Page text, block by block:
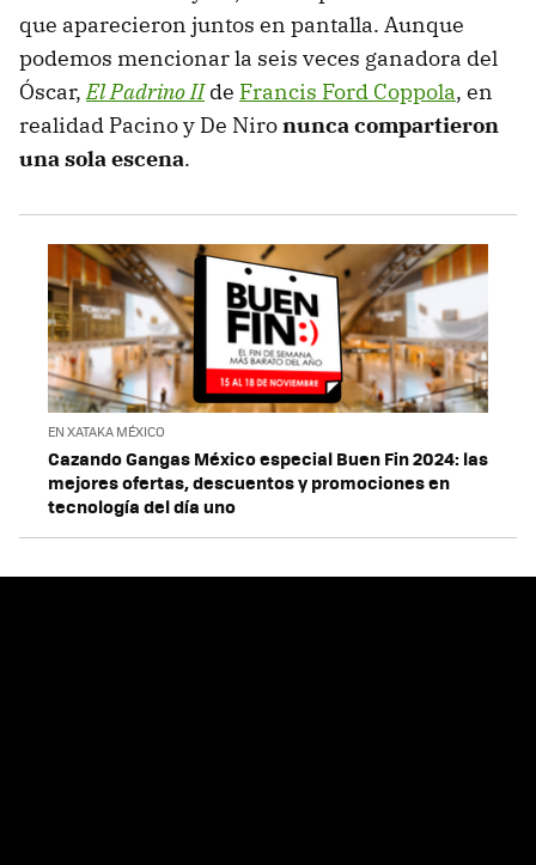
que aparecieron juntos en pantalla. Aunque
podemos mencionar la seis veces ganadora del
Óscar,El Padrino IIde Francis Ford Coppola, en
realidad Pacino y De Nironunca compartieron
una sola escena.
EN XATAKA MÉXICO
Cazando Gangas México especial Buen Fin 2024: las
mejores ofertas, descuentos y promociones en
tecnología del día uno